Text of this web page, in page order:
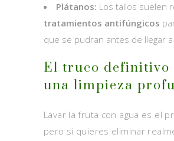
Plátanos: Los tallos suelen
tratamientos antifúngicos
que se pudran antes de llegar
El truco definitivo
una limpieza
Lavar la fruta con agua es el
pero si quieres eliminar